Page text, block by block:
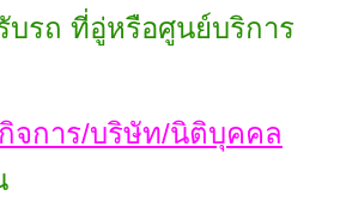
บรถ ที่อู่หรือศูนย์บริการ
จการ/บริษัท/นิติบุคคล